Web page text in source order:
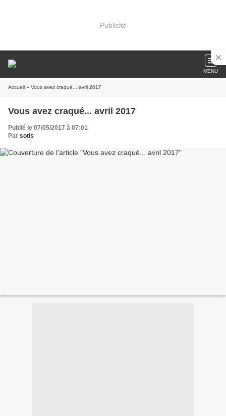
Publicité
MENU
Accueil » Vous avez craqué... avril 2017
Vous avez craqué... avril 2017
Publié le 07/05/2017 à 07:01
Par sotis